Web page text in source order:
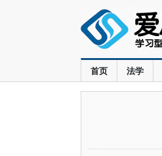
首页 法学